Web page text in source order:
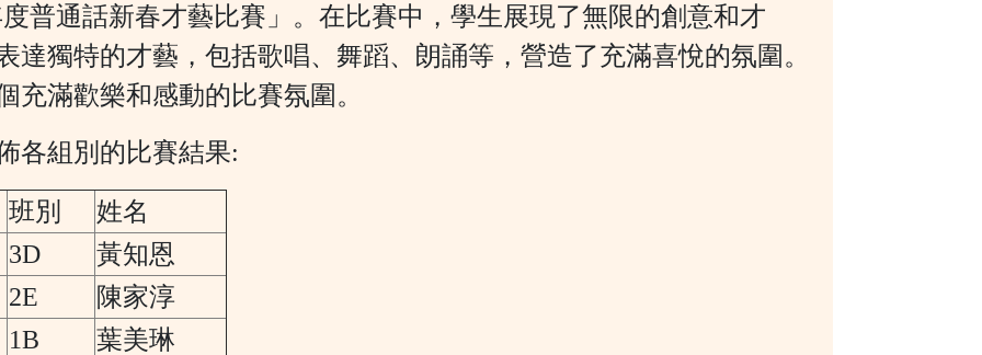
普通話新春才藝比賽」 。 在比賽中 ， 學生展現了無限的創意和才
達獨特的才藝 ， 包括歌唱、 舞蹈、 朗誦等 ， 營造了充滿喜悅的氛圍 。
充滿歡樂和感動的比賽氛圍 。
各組別的比賽結果:
班別
姓名
3D
黃知恩
2E
陳家淳
1B
葉美琳